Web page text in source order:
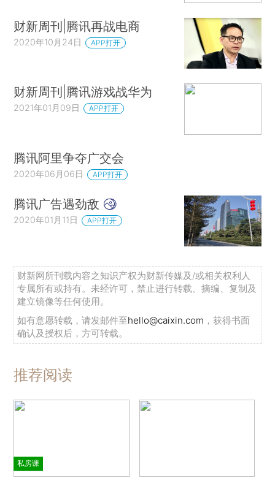
财新周刊|腾讯再战电商
2020年10月24日 APP打开
财新周刊|腾讯游戏战华为
2021年01月09日 APP打开
腾讯阿里争夺广交会
2020年06月06日 APP打开
腾讯广告遇劲敌
2020年01月11日 APP打开
财新网所刊载内容之知识产权为财新传媒及/或相关权利人
专属所有或持有。未经许可，禁止进行转载、摘编、复制及
建立镜像等任何使用。
如有意愿转载，请发邮件至hello@caixin.com ，获得书面
确认及授权后，方可转载。
推荐阅读
私房课